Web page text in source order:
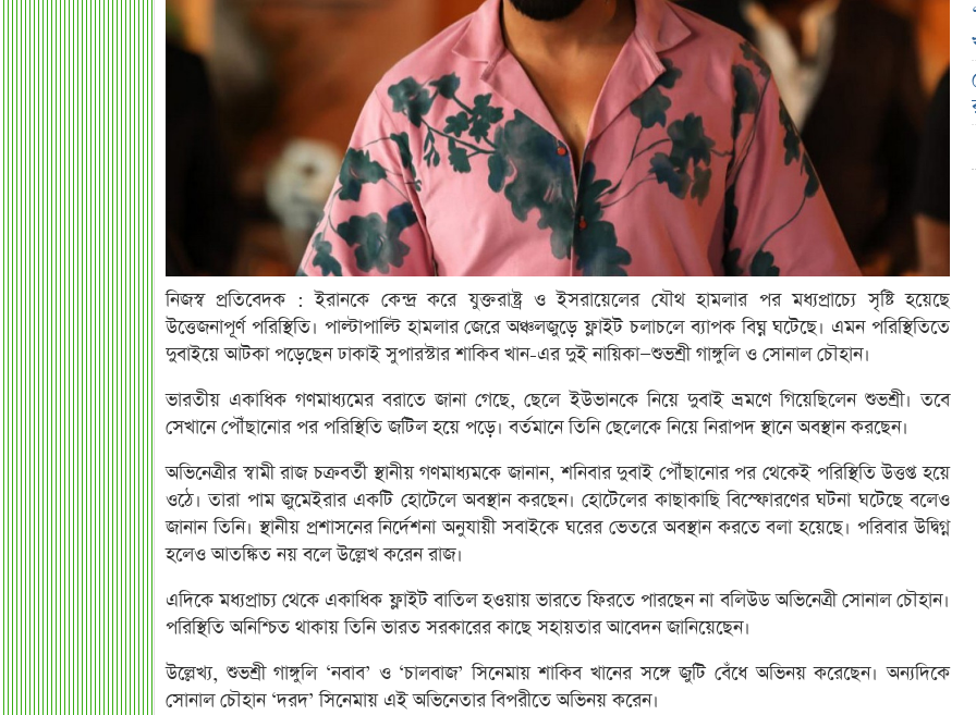
নিজস্ব প্রতিবেদক : ‎​ইরানকে কেন্দ্র করে যুক্তরাষ্ট্র ও ইসরায়েলের যৌথ হামলার পর মধ্যপ্রাচ্যে সৃষ্টি হয়েছে
উত্তেজনাপূর্ণ পরিস্থিতি। পাল্টাপাল্টি হামলার জেরে অঞ্চলজুড়ে ফ্লাইট চলাচলে ব্যাপক বিঘ্ন ঘটেছে। এমন পরিস্থিতিতে
দুবাইয়ে আটকা পড়েছেন ঢাকাই সুপারস্টার শাকিব খান-এর দুই নায়িকা—শুভশ্রী গাঙ্গুলি ও সোনাল চৌহান।
ভারতীয় একাধিক গণমাধ্যমের বরাতে জানা গেছে, ছেলে ইউভানকে নিয়ে দুবাই ভ্রমণে গিয়েছিলেন শুভশ্রী। তবে
সেখানে পৌঁছানোর পর পরিস্থিতি জটিল হয়ে পড়ে। বর্তমানে তিনি ছেলেকে নিয়ে নিরাপদ স্থানে অবস্থান করছেন।
অভিনেত্রীর স্বামী রাজ চক্রবর্তী স্থানীয় গণমাধ্যমকে জানান, শনিবার দুবাই পৌঁছানোর পর থেকেই পরিস্থিতি উত্তপ্ত হয়ে
ওঠে। তারা পাম জুমেইরার একটি হোটেলে অবস্থান করছেন। হোটেলের কাছাকাছি বিস্ফোরণের ঘটনা ঘটেছে বলেও
জানান তিনি। স্থানীয় প্রশাসনের নির্দেশনা অনুযায়ী সবাইকে ঘরের ভেতরে অবস্থান করতে বলা হয়েছে। পরিবার উদ্বিগ্ন
হলেও আতঙ্কিত নয় বলে উল্লেখ করেন রাজ।
এদিকে মধ্যপ্রাচ্য থেকে একাধিক ফ্লাইট বাতিল হওয়ায় ভারতে ফিরতে পারছেন না বলিউড অভিনেত্রী সোনাল চৌহান।
পরিস্থিতি অনিশ্চিত থাকায় তিনি ভারত সরকারের কাছে সহায়তার আবেদন জানিয়েছেন।
উল্লেখ্য, শুভশ্রী গাঙ্গুলি ‘নবাব’ ও ‘চালবাজ’ সিনেমায় শাকিব খানের সঙ্গে জুটি বেঁধে অভিনয় করেছেন। অন্যদিকে
সোনাল চৌহান ‘দরদ’ সিনেমায় এই অভিনেতার বিপরীতে অভিনয় করেন।